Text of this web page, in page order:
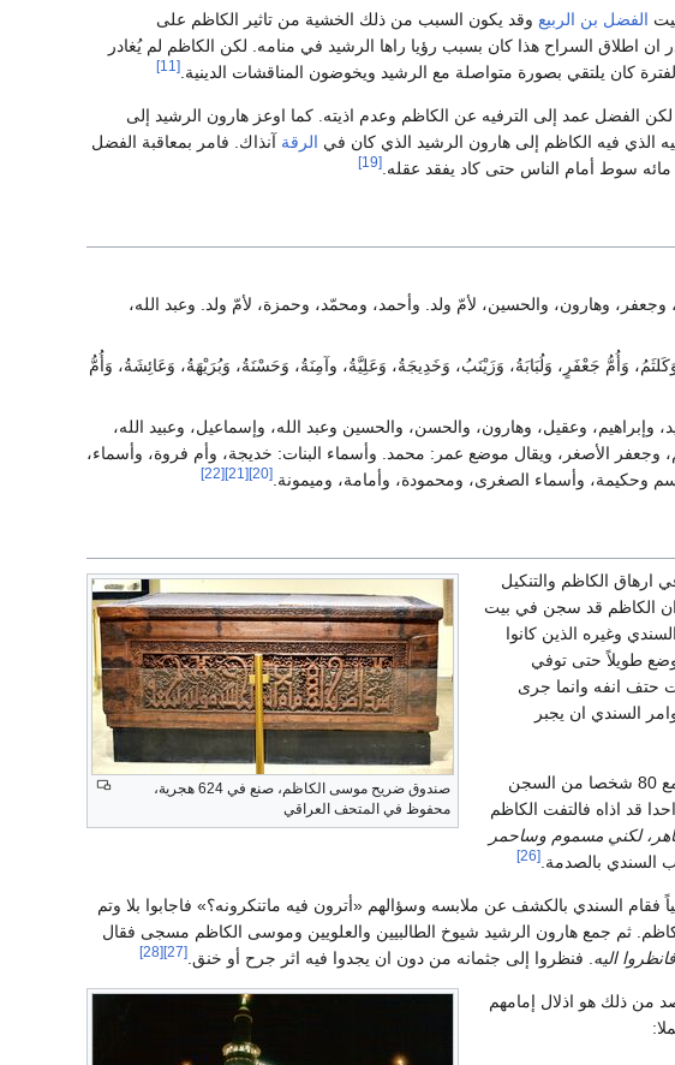
الفضل بن الربيع وقد يكون السبب من ذلك الخشية من تاثير الكاظم على
اطلاق السراح هذا كان بسبب رؤيا راها الرشيد في منامه. لكن الكاظم لم يُغادر
كان يلتقي بصورة متواصلة مع الرشيد ويخوضون المناقشات الدينية. [11]
الفضل عمد إلى الترفيه عن الكاظم وعدم اذيته. كما اوعز هارون الرشيد إلى
الذي فيه الكاظم إلى هارون الرشيد الذي كان في الرقة آنذاك. فامر بمعاقبة الفضل
مائه سوط أمام الناس حتى كاد يفقد عقله. [19]
وهارون، والحسين، لأمّ ولد. وأحمد، ومحمّد، وحمزة، لأمّ ولد. وعبد الله،
وَأُمُّ جَعْفَرٍ، وَلُبَابَةُ، وَزَيْنَبُ، وَخَدِيجَةُ، وَعَلِيَّةُ، وآمِنَةُ، وَحَسْنَةُ، وَبُرَيْهَةُ، وَعَائِشَةُ، وَأُمُّ
وإبراهيم، وعقيل، وهارون، والحسن، والحسين وعبد الله، وإسماعيل، وعبيد الله،
الأصغر، ويقال موضع عمر: محمد. وأسماء البنات: خديجة، وأم فروة، وأسماء،
وحكيمة، وأسماء الصغرى، ومحمودة، وأمامة، وميمونة. [20]
[21]
[22]
صندوق ضريح موسى الكاظم، صنع في 624 هجرية،
محفوظ في المتحف العراقي
الكاظم والتنكيل
ان الكاظم قد سجن في بيت
وغيره الذين كانوا
طويلاً حتى توفي
لم يمت حتف انفه وانما جرى
السندي ان يجبر
عمدت السلطات على تبرئة نفسها من اي مسؤولية محتملة، فعمد السندي إلى جمع 80 شخصا من السجن
قد اذاه فالتفت الكاظم
لكني مسموم وساحمر
السندي بالصدمة. [26]
25 ممن يعرفون الكاظم شخصياً فقام السندي بالكشف عن ملابسه وسؤالهم «أترون فيه ماتنكرونه؟» فاجابوا بلا وتم
ثم جمع هارون الرشيد شيوخ الطالبيين والعلويين وموسى الكاظم مسجى فقال
اليه . فنظروا إلى جثمانه من دون ان يجدوا فيه اثر جرح أو خنق. [27]
[28]
من ذلك هو اذلال إمامهم